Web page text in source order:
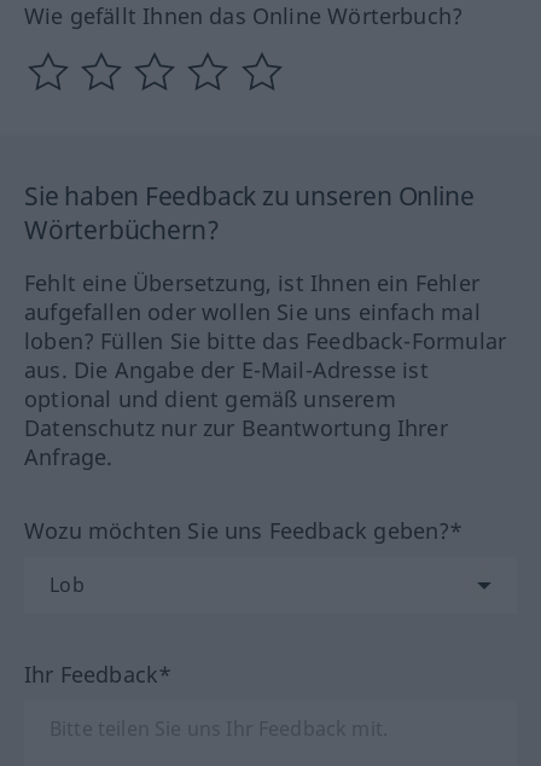
Wie gefällt Ihnen das Online Wörterbuch?
Sie haben Feedback zu unseren Online
Wörterbüchern?
Fehlt eine Übersetzung, ist Ihnen ein Fehler
aufgefallen oder wollen Sie uns einfach mal
loben? Füllen Sie bitte das Feedback-Formular
aus. Die Angabe der E-Mail-Adresse ist
optional und dient gemäß unserem
Datenschutz nur zur Beantwortung Ihrer
Anfrage.
Wozu möchten Sie uns Feedback geben?*
Ihr Feedback*